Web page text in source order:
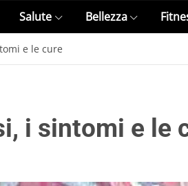
Salute Bellezza
e le cure
i sintomi e le